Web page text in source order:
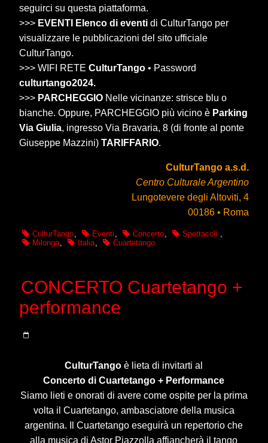
seguirci su questa piattaforma.
>>> EVENTI Elenco di eventi di CulturTango per
visualizzare le pubblicazioni del sito ufficiale
CulturTango.
>>> WIFI RETECulturTango • Password
culturtango2024.
>>> PARCHEGGIO Nelle vicinanze: strisce blu o
bianche. Oppure, PARCHEGGIO più vicino è Parking
Via Giulia, ingresso Via Bravaria, 8 (di fronte al ponte
Giuseppe Mazzini)TARIFFARIO.
CulturTango a.s.d.
Centro Culturale Argentino
Lungotevere degli Altoviti, 4
00186 • Roma
CulturTango, Eventi , Concerto, Spettacoli ,
Milonga, Italia, Cuartetango
CONCERTO Cuartetango +
performance
CulturTango è lieta di invitarti al
Concerto di Cuartetango + Performance
Siamo lieti e onorati di avere come ospite per la prima
volta il Cuartetango, ambasciatore della musica
argentina. Il Cuartetango eseguirà un repertorio che
alla musica di Astor Piazzolla affiancherà il tango